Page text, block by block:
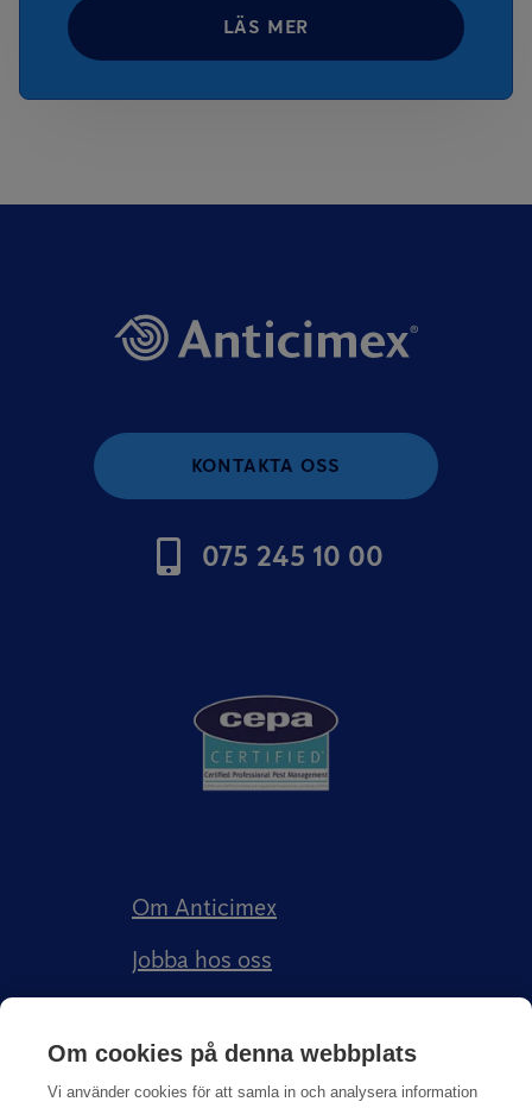
LÄS MER
KONTAKTA OSS
075 245 10 00
Om Anticimex
Jobba hos oss
Anticimex Försäkringar AB
Om cookies på denna webbplats
Vi använder cookies för att samla in och analysera information